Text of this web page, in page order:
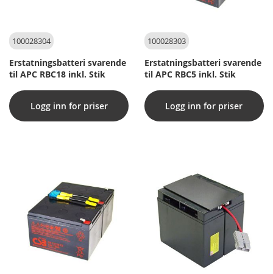
100028304
Erstatningsbatteri svarende
til APC RBC18 inkl. Stik
Logg inn for priser
100028303
Erstatningsbatteri svarende
til APC RBC5 inkl. Stik
Logg inn for priser